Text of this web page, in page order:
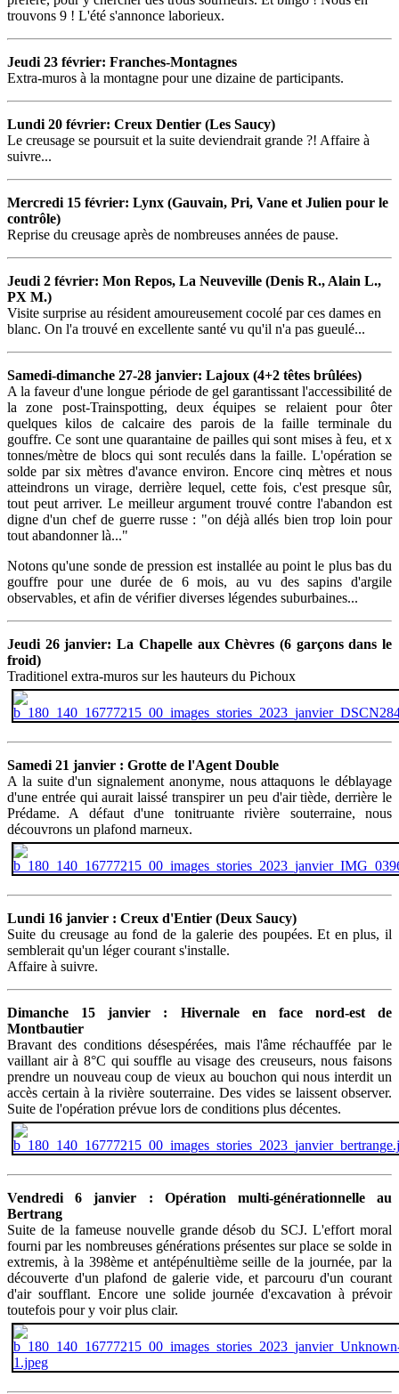
trouvons 9 ! L'été s'annonce laborieux.
Jeudi 23 février: Franches-Montagnes
Extra-muros à la montagne pour une dizaine de participants.
Lundi 20 février: Creux Dentier (Les Saucy)
Le creusage se poursuit et la suite deviendrait grande ?! Affaire à
suivre...
Mercredi 15 février: Lynx (Gauvain, Pri, Vane et Julien pour le
contrôle)
Reprise du creusage après de nombreuses années de pause.
Jeudi 2 février: Mon Repos, La Neuveville (Denis R., Alain L.,
PX M.)
Visite surprise au résident amoureusement cocolé par ces dames en
blanc. On l'a trouvé en excellente santé vu qu'il n'a pas gueulé...
Samedi-dimanche 27-28 janvier: Lajoux (4+2 têtes brûlées)
A la faveur d'une longue période de gel garantissant l'accessibilité de
la zone post-Trainspotting, deux équipes se relaient pour ôter
quelques kilos de calcaire des parois de la faille terminale du
gouffre. Ce sont une quarantaine de pailles qui sont mises à feu, et x
tonnes/mètre de blocs qui sont reculés dans la faille. L'opération se
solde par six mètres d'avance environ. Encore cinq mètres et nous
atteindrons un virage, derrière lequel, cette fois, c'est presque sûr,
tout peut arriver. Le meilleur argument trouvé contre l'abandon est
digne d'un chef de guerre russe : "on déjà allés bien trop loin pour
tout abandonner là..."
Notons qu'une sonde de pression est installée au point le plus bas du
gouffre pour une durée de 6 mois, au vu des sapins d'argile
observables, et afin de vérifier diverses légendes suburbaines...
Jeudi 26 janvier: La Chapelle aux Chèvres (6 garçons dans le
froid)
Traditionel extra-muros sur les hauteurs du Pichoux
Samedi 21 janvier : Grotte de l'Agent Double
A la suite d'un signalement anonyme, nous attaquons le déblayage
d'une entrée qui aurait laissé transpirer un peu d'air tiède, derrière le
Prédame. A défaut d'une tonitruante rivière souterraine, nous
découvrons un plafond marneux.
Lundi 16 janvier : Creux d'Entier (Deux Saucy)
Suite du creusage au fond de la galerie des poupées. Et en plus, il
semblerait qu'un léger courant s'installe.
Affaire à suivre.
Dimanche 15 janvier : Hivernale en face nord-est de
Montbautier
Bravant des conditions désespérées, mais l'âme réchauffée par le
vaillant air à 8°C qui souffle au visage des creuseurs, nous faisons
prendre un nouveau coup de vieux au bouchon qui nous interdit un
accès certain à la rivière souterraine. Des vides se laissent observer.
Suite de l'opération prévue lors de conditions plus décentes.
Vendredi 6 janvier : Opération multi-générationnelle au
Bertrang
Suite de la fameuse nouvelle grande désob du SCJ. L'effort moral
fourni par les nombreuses générations présentes sur place se solde in
extremis, à la 398ème et antépénultième seille de la journée, par la
découverte d'un plafond de galerie vide, et parcouru d'un courant
d'air soufflant. Encore une solide journée d'excavation à prévoir
toutefois pour y voir plus clair.